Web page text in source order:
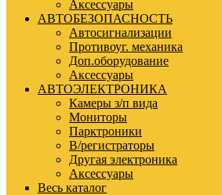
Аксессуары
АВТОБЕЗОПАСНОСТЬ
Автосигнализации
Противоуг. механика
Доп.оборудование
Аксессуары
АВТОЭЛЕКТРОНИКА
Камеры з/п вида
Мониторы
Парктроники
В/регистраторы
Другая электроника
Аксессуары
Весь каталог